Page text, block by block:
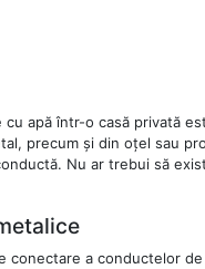
apă într-o casă privată
precum și din oțel sau
Nu ar trebui să
conectare a conductelor